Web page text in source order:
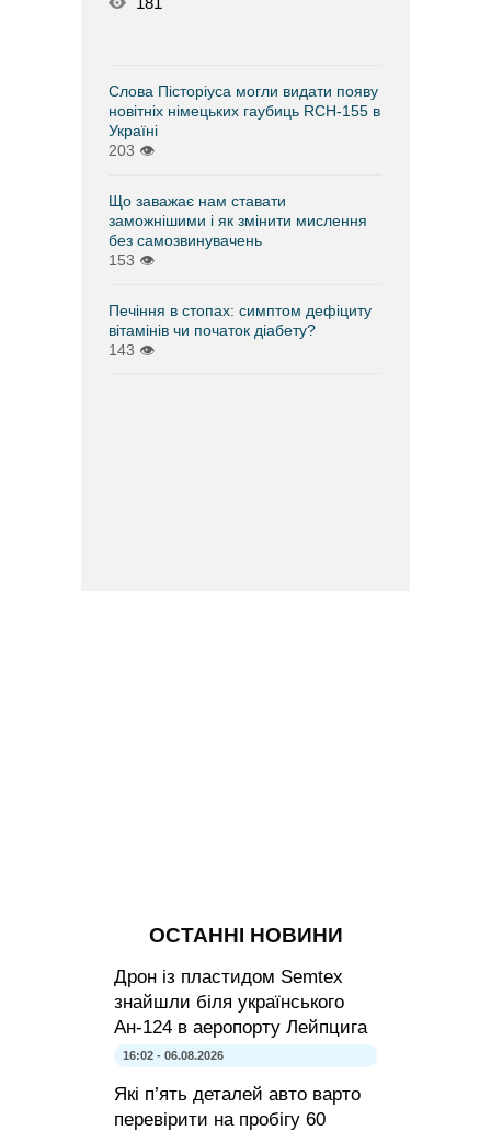
181
Слова Пісторіуса могли видати появу
новітніх німецьких гаубиць RCH-155 в
Україні
203 👁
Що заважає нам ставати
заможнішими і як змінити мислення
без самозвинувачень
153 👁
Печіння в стопах: симптом дефіциту
вітамінів чи початок діабету?
143 👁
ОСТАННІ НОВИНИ
Дрон із пластидом Semtex
знайшли біля українського
Ан-124 в аеропорту Лейпцига
16:02 - 06.08.2026
Які п’ять деталей авто варто
перевірити на пробігу 60